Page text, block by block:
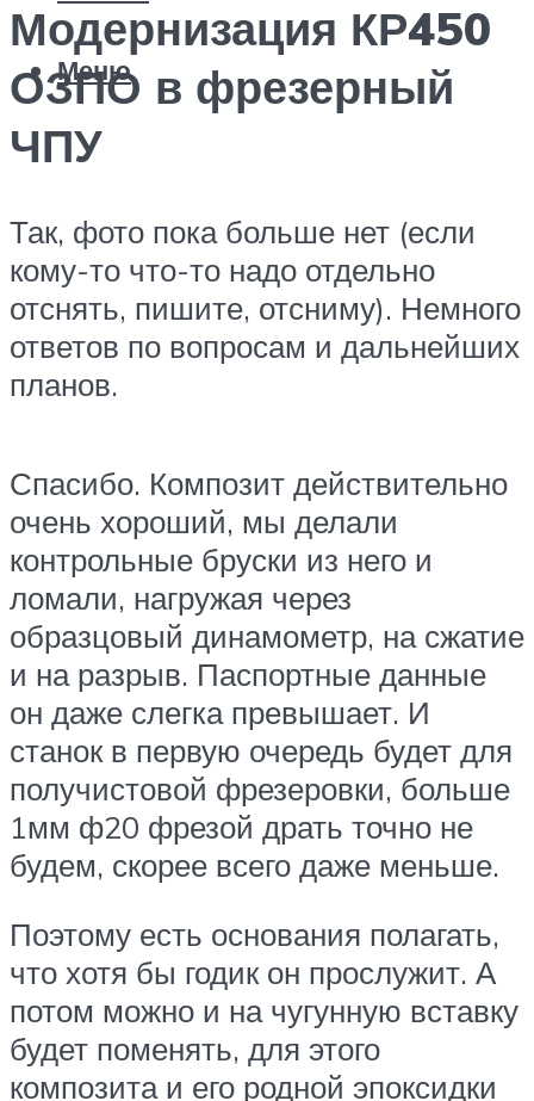
Меню
Модернизация КР450
ОЗПО в фрезерный
ЧПУ
Так, фото пока больше нет (если
кому-то что-то надо отдельно
отснять, пишите, отсниму). Немного
ответов по вопросам и дальнейших
планов.
Спасибо. Композит действительно
очень хороший, мы делали
контрольные бруски из него и
ломали, нагружая через
образцовый динамометр, на сжатие
и на разрыв. Паспортные данные
он даже слегка превышает. И
станок в первую очередь будет для
получистовой фрезеровки, больше
1мм ф20 фрезой драть точно не
будем, скорее всего даже меньше.
Поэтому есть основания полагать,
что хотя бы годик он прослужит. А
потом можно и на чугунную вставку
будет поменять, для этого
композита и его родной эпоксидки